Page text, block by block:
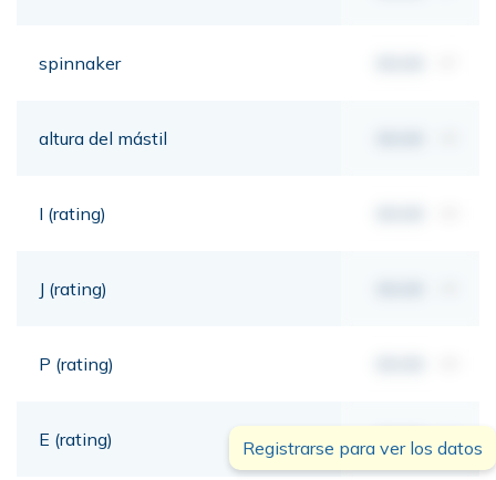
spinnaker
altura del mástil
I (rating)
J (rating)
P (rating)
E (rating) 00,00 mt
Registrarse para ver los datos